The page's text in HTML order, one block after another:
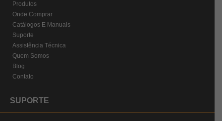
Produtos
Onde Comprar
Catálogos E Manuais
Suporte
Assistência Técnica
Quem Somos
Blog
Contato
SUPORTE